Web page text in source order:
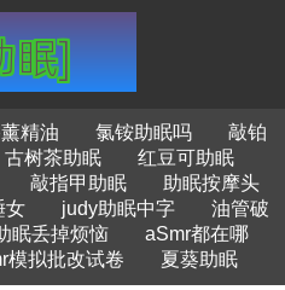
精油 氯铵助眠吗
敲铂
古树茶助眠
红豆可助眠
敲指甲助眠
助眠按摩头
女 judy助眠中字
油管破
眠丢掉烦恼
aSmr都在哪
模拟批改试卷 夏葵助眠